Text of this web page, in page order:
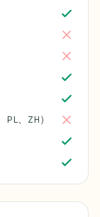
、ZH）